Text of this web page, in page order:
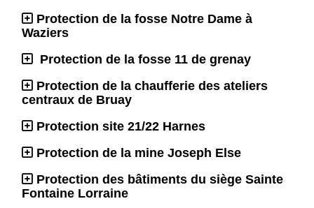
Protection de la fosse Notre Dame à
Waziers
Protection de la fosse 11 de grenay
Protection de la chaufferie des ateliers
centraux de Bruay
Protection site 21/22 Harnes
Protection de la mine Joseph Else
Protection des bâtiments du siège Sainte
Fontaine Lorraine